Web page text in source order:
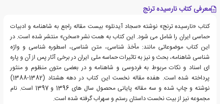
معرفی کتاب نارسیده ترنج
کتاب «نارسیده ترنج» نوشته «سجاد آیدنلو» بیست مقاله راجع به شاهنامه و ادبیات
حماسی ایران را شامل می شود. این کتاب به همت نشر «سخن» منتشر شده است. در
این کتاب موضوعاتی مانند: مأخذ شناسی، متن شناسی، اسطوره شناسی و واژه
شناسی شاهنامه، بحث و نیز به تاثیرات حماسه ملی ایران در برخی آثار پس از آن و پاره
ای اسناد و نکات مربوط به فردوسی و شاهنامه و در بعضی متون منظوم و منثور
پرداخته شده است. هفده مقاله نخست این کتاب در دهه هشتاد (1382-1388)
نوشته و چاپ شده و سه مقاله پایانی محصول سال های 1396 و 1397 است. نام
مجموعه نیز از بیت نخست داستان رستم و سهراب گرفته شده است.